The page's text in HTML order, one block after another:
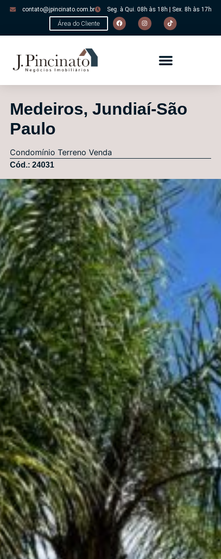
contato@jpincinato.com.br Seg. à Qui. 08h às 18h | Sex. 8h às 17h
Área do Cliente
Medeiros, Jundiaí-São
Paulo
Condomínio Terreno Venda
Cód.: 24031